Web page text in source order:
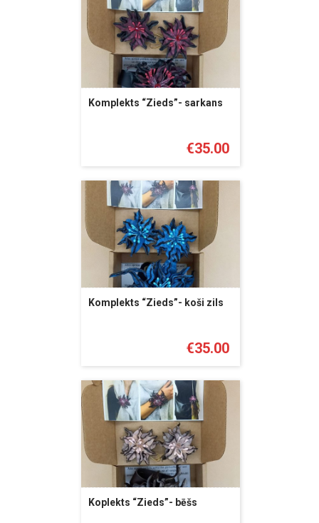
Komplekts “Zieds”- sarkans
€35.00
Komplekts “Zieds”- koši zils
€35.00
Koplekts “Zieds”- bēšs